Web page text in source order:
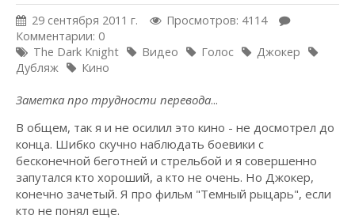
29 сентября 2011 г.
Просмотров: 4114
Комментарии: 0
The Dark Knight
Видео Голос
Джокер
Дубляж
Кино
Заметка про трудности перевода...
В общем, так я и не осилил это кино - не досмотрел до
конца. Шибко скучно наблюдать боевики с
бесконечной беготней и стрельбой и я совершенно
запутался кто хороший, а кто не очень. Но Джокер,
конечно зачетый. Я про фильм "Темный рыцарь", если
кто не понял еще.